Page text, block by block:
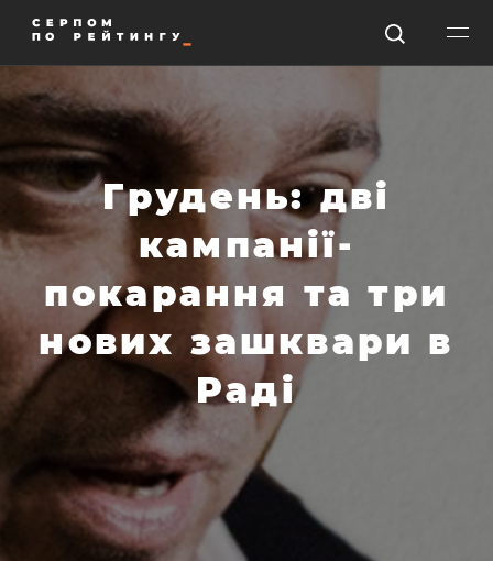
Грудень: дві
кампанії-
покарання та три
нових зашквари в
Раді